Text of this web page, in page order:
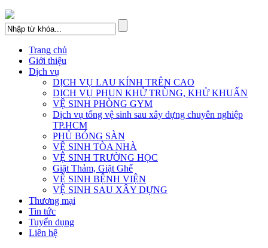
Trang chủ
Giới thiệu
Dịch vụ
DỊCH VỤ LAU KÍNH TRÊN CAO
DỊCH VỤ PHUN KHỬ TRÙNG, KHỬ KHUẨN
VỆ SINH PHÒNG GYM
Dịch vụ tổng vệ sinh sau xây dựng chuyên nghiệp
TP.HCM
PHỦ BÓNG SÀN
VỆ SINH TÒA NHÀ
VỆ SINH TRƯỜNG HỌC
Giặt Thảm, Giặt Ghế
VỆ SINH BỆNH VIỆN
VỆ SINH SAU XÂY DỰNG
Thương mại
Tin tức
Tuyển dụng
Liên hệ